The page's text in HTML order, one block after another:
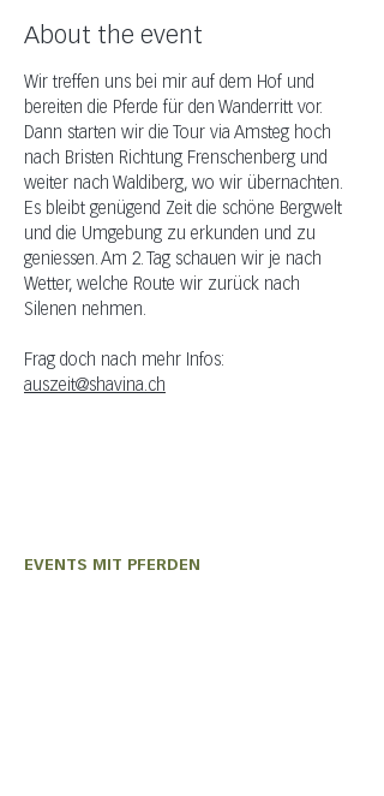
About the event
Wir treffen uns bei mir auf dem Hof und
bereiten die Pferde für den Wanderritt vor.
Dann starten wir die Tour via Amsteg hoch
nach Bristen Richtung Frenschenberg und
weiter nach Waldiberg, wo wir übernachten.
Es bleibt genügend Zeit die schöne Bergwelt
und die Umgebung zu erkunden und zu
geniessen. Am 2. Tag schauen wir je nach
Wetter, welche Route wir zurück nach
Silenen nehmen.
Frag doch nach mehr Infos:
auszeit@shavina.ch
EVENTS MIT PFERDEN